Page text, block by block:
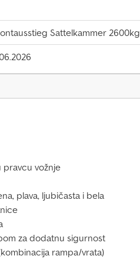
Sattelkammer 2600kg
pravcu vožnje
plava, ljubičasta i bela
za dodatnu sigurnost
rampa/vrata)